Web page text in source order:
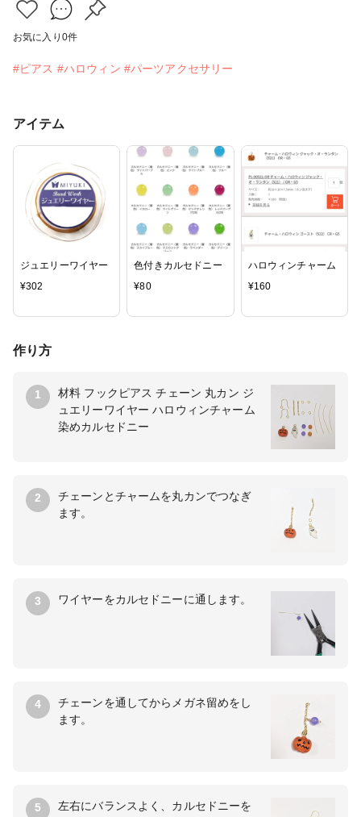
お気に入り 0件
#ピアス #ハロウィン #パーツアクセサリー
アイテム
ジュエリーワイヤー
¥302
色付きカルセドニー
¥80
ハロウィンチャーム
¥160
作り方
1
材料 フックピアス チェーン 丸カン ジ
ュエリーワイヤー ハロウィンチャーム
染めカルセドニー
2
チェーンとチャームを丸カンでつなぎ
ます。
3 ワイヤーをカルセドニーに通します。
4
チェーンを通してからメガネ留めをし
ます。
5
左右にバランスよく、カルセドニーを